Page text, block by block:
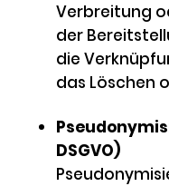
Verbreitung
der
die
das Löschen
DSGVO)